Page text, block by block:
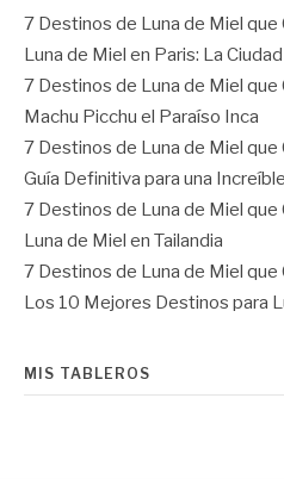
7 Destinos de Luna de Miel que
Luna de Miel en Paris: La
7 Destinos de Luna de Miel que
Machu Picchu el Paraíso Inca
7 Destinos de Luna de Miel que
Guía Definitiva para una
7 Destinos de Luna de Miel que
Luna de Miel en Tailandia
7 Destinos de Luna de Miel que
Los 10 Mejores Destinos para
MIS TABLEROS